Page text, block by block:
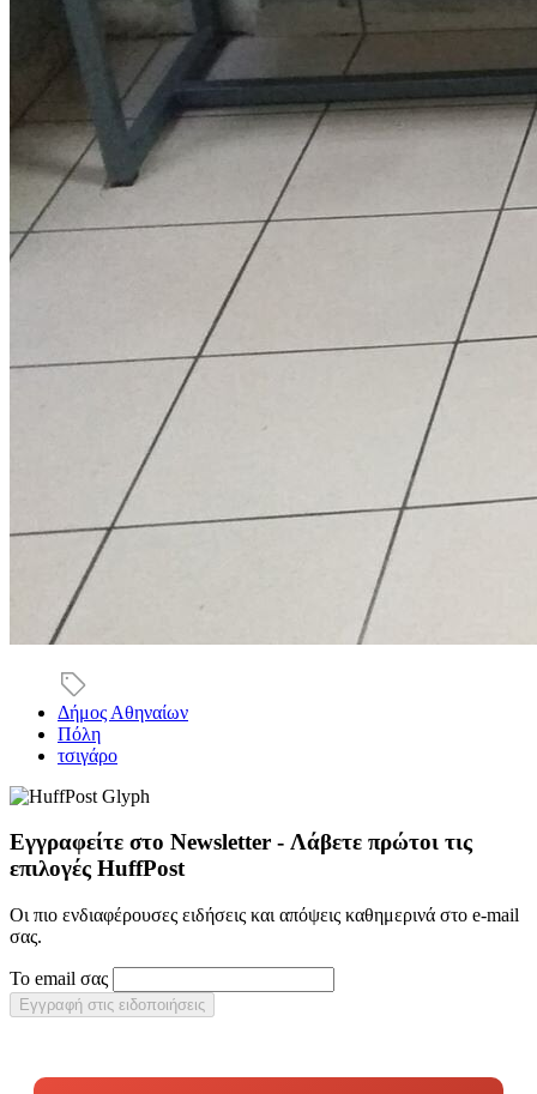
Δήμος Αθηναίων
Πόλη
τσιγάρο
Εγγραφείτε στο Newsletter - Λάβετε πρώτοι τις
επιλογές HuffPost
Οι πιο ενδιαφέρουσες ειδήσεις και απόψεις καθημερινά στο e-mail
σας.
Το email σας
Εγγραφή στις ειδοποιήσεις